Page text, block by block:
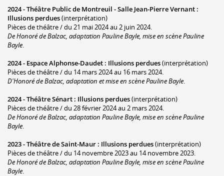
2024 -Théâtre Public de Montreuil - Salle Jean-Pierre Vernant :
Illusions perdues(interprétation)
Pièces de théâtre / du 21 mai 2024 au 2 juin 2024.
De Honoré de Balzac, adaptation Pauline Bayle, mise en scène Pauline
Bayle.
2024 - Espace Alphonse-Daudet : Illusions perdues(interprétation)
Pièces de théâtre / du 14 mars 2024 au 16 mars 2024.
D'Honoré de Balzac, adaptation et mise en scène Pauline Bayle.
2024 -Théâtre Sénart : Illusions perdues(interprétation)
Pièces de théâtre / du 28 février 2024 au 2 mars 2024.
De Honoré de Balzac, adaptation Pauline Bayle, mise en scène Pauline
Bayle.
2023 -Théâtre de Saint-Maur : Illusions perdues(interprétation)
Pièces de théâtre / du 14 novembre 2023 au 14 novembre 2023.
De Honoré de Balzac, adaptation Pauline Bayle, mise en scène Pauline
Bayle.